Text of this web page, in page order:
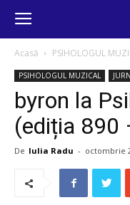
Acasă PSIHOLOGUL
PSIHOLOGUL MUZICAL
byron la
(ediția 890
De Iulia Radu - octombrie